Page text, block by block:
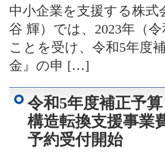
中小企業を支援する株
谷 輝）では、2023年（
ことを受け、令和5年度
金』の申 […]
令和5年度補正予
構造転換支援事業
予約受付開始